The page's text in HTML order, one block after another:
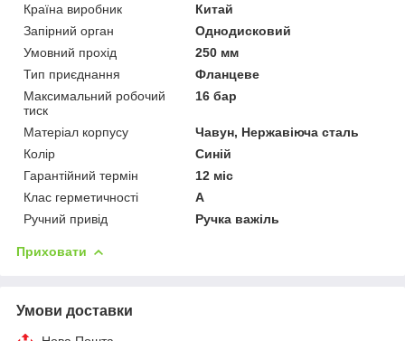
Країна виробник
Китай
Запірний орган
Однодисковий
Умовний прохід
250 мм
Тип приєднання
Фланцеве
Максимальний робочий
тиск
16 бар
Матеріал корпусу
Чавун, Нержавіюча сталь
Колір
Синій
Гарантійний термін
12 міс
Клас герметичності
А
Ручний привід
Ручка важіль
Приховати
Умови доставки